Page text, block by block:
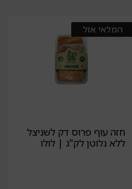
המלאי אזל
חזה עוף פרוס דק לשניצל
ללא גלוטן לק"ג | לולו